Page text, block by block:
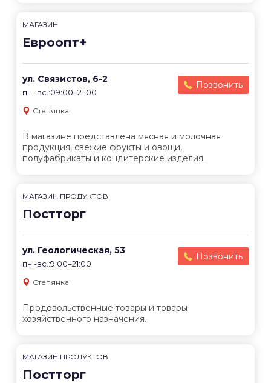
МАГАЗИН
Евроопт+
ул. Связистов, 6-2
пн.-вс.:09:00–21:00
Позвонить
Степянка
В магазине представлена мясная и молочная
продукция, свежие фрукты и овощи,
полуфабрикаты и кондитерские изделия.
МАГАЗИН ПРОДУКТОВ
Постторг
ул. Геологическая, 53
пн.-вс.:9:00–21:00
Позвонить
Степянка
Продовольственные товары и товары
хозяйственного назначения.
МАГАЗИН ПРОДУКТОВ
Постторг